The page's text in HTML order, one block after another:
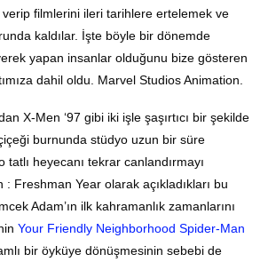
filmlerini ileri tarihlere ertelemek ve
kaldılar. İşte böyle bir dönemde
yapan insanlar olduğunu bize gösteren
dahil oldu. Marvel Studios Animation.
X-Men ‘97 gibi iki işle şaşırtıcı bir şekilde
burnunda stüdyo uzun bir süre
heyecanı tekrar canlandırmayı
: Freshman Year olarak açıkladıkları bu
Adam’ın ilk kahramanlık zamanlarını
Your Friendly Neighborhood Spider-Man
bir öyküye dönüşmesinin sebebi de